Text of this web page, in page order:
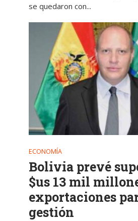
se quedaron con...
ECONOMÍA
Bolivia prevé
$us 13 mil
exportaciones
gestión